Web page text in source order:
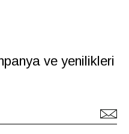
ve yenilikleri